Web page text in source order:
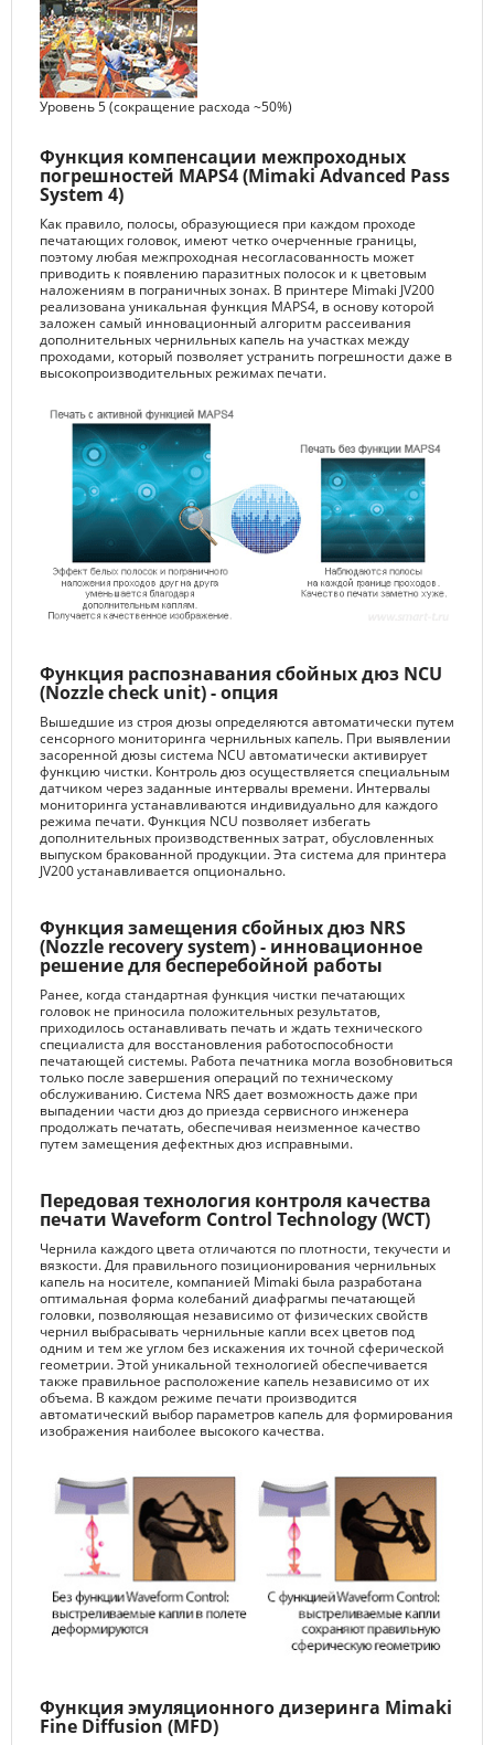
Уровень 5 (сокращение расхода ~50%)
Функция компенсации межпроходных
погрешностей MAPS4 (Mimaki Advanced Pass
System 4)
Как правило, полосы, образующиеся при каждом проходе
печатающих головок, имеют четко очерченные границы,
поэтому любая межпроходная несогласованность может
приводить к появлению паразитных полосок и к цветовым
наложениям в пограничных зонах. В принтере Mimaki JV200
реализована уникальная функция MAPS4, в основу которой
заложен самый инновационный алгоритм рассеивания
дополнительных чернильных капель на участках между
проходами, который позволяет устранить погрешности даже в
высокопроизводительных режимах печати.
Функция распознавания сбойных дюз NCU
(Nozzle check unit) - опция
Вышедшие из строя дюзы определяются автоматически путем
сенсорного мониторинга чернильных капель. При выявлении
засоренной дюзы система NCU автоматически активирует
функцию чистки. Контроль дюз осуществляется специальным
датчиком через заданные интервалы времени. Интервалы
мониторинга устанавливаются индивидуально для каждого
режима печати. Функция NCU позволяет избегать
дополнительных производственных затрат, обусловленных
выпуском бракованной продукции. Эта система для принтера
JV200 устанавливается опционально.
Функция замещения сбойных дюз NRS
(Nozzle recovery system) - инновационное
решение для бесперебойной работы
Ранее, когда стандартная функция чистки печатающих
головок не приносила положительных результатов,
приходилось останавливать печать и ждать технического
специалиста для восстановления работоспособности
печатающей системы. Работа печатника могла возобновиться
только после завершения операций по техническому
обслуживанию. Система NRS дает возможность даже при
выпадении части дюз до приезда сервисного инженера
продолжать печатать, обеспечивая неизменное качество
путем замещения дефектных дюз исправными.
Передовая технология контроля качества
печати Waveform Control Technology (WCT)
Чернила каждого цвета отличаются по плотности, текучести и
вязкости. Для правильного позиционирования чернильных
капель на носителе, компанией Mimaki была разработана
оптимальная форма колебаний диафрагмы печатающей
головки, позволяющая независимо от физических свойств
чернил выбрасывать чернильные капли всех цветов под
одним и тем же углом без искажения их точной сферической
геометрии. Этой уникальной технологией обеспечивается
также правильное расположение капель независимо от их
объема. В каждом режиме печати производится
автоматический выбор параметров капель для формирования
изображения наиболее высокого качества.
Функция эмуляционного дизеринга Mimaki
Fine Diffusion (MFD)